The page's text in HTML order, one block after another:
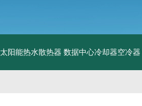
太阳能热水散热器 数据中心冷却器空冷器